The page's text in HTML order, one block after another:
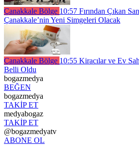
Çanakkale Bölge 10:57 Fırından Çıkan
Çanakkale’nin Yeni Simgeleri Olacak
Çanakkale Bölge 10:55 Kiracılar ve Ev
Belli Oldu
bogazmedya
BEĞEN
bogazmedya
TAKİP ET
medyabogaz
TAKİP ET
@bogazmedyatv
ABONE OL